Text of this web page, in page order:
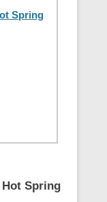
Spring
Hot Spring